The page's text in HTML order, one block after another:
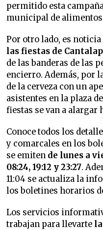
permitido esta
municipal de
Por otro lado, es
las fiestas de
de las banderas de las
encierro. Además, por
de la cerveza con un
asistentes en la plaza
fiestas se van a alargar
Conoce todos los
y comarcales en los
se emiten de lunes a
08:24, 19:12 y 23:27.
11:04 se actualiza la
los boletines horarios
Los servicios
trabajan para llevarte